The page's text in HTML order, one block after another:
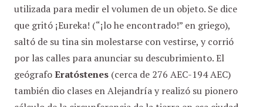
utilizada para medir el volumen de un objeto. Se dice
que gritó ¡Eureka! (“¡lo he encontrado!” en griego),
saltó de su tina sin molestarse con vestirse, y corrió
por las calles para anunciar su descubrimiento. El
geógrafoEratóstenes (cerca de 276 AEC-194 AEC)
también dio clases en Alejandría y realizó su pionero